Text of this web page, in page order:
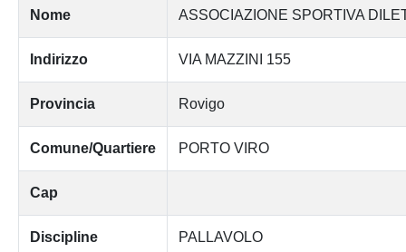
Nome ASSOCIAZIONE SPORTIVA
Indirizzo VIA MAZZINI 155
Provincia Rovigo
Comune/Quartiere PORTO VIRO
Cap
Discipline
PALLAVOLO